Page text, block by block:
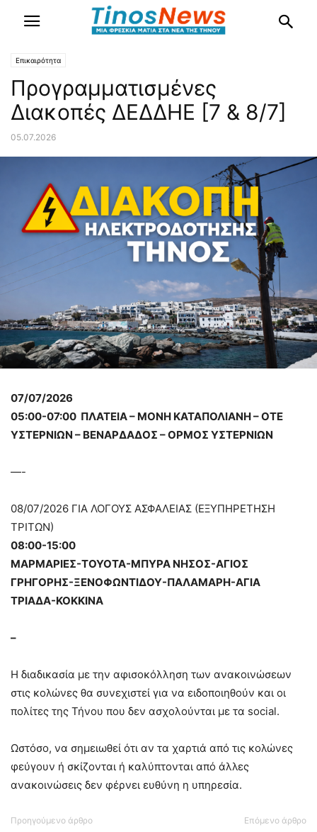
Επικαιρότητα
Προγραμματισμένες
Διακοπές ΔΕΔΔΗΕ [7 & 8/7]
05.07.2026
07/07/2026
05:00-07:00 ΠΛΑΤΕΙΑ – ΜΟΝΗ ΚΑΤΑΠΟΛΙΑΝΗ – ΟΤΕ
ΥΣΤΕΡΝΙΩΝ – ΒΕΝΑΡΔΑΔΟΣ – ΟΡΜΟΣ ΥΣΤΕΡΝΙΩΝ
—-
08/07/2026 ΓΙΑ ΛΟΓΟΥΣ ΑΣΦΑΛΕΙΑΣ (ΕΞΥΠΗΡΕΤΗΣΗ
ΤΡΙΤΩΝ)
08:00-15:00
ΜΑΡΜΑΡΙΕΣ-TOYOTA-ΜΠΥΡΑ ΝΗΣΟΣ-ΑΓΙΟΣ
ΓΡΗΓΟΡΗΣ-ΞΕΝΟΦΩΝΤΙΔΟΥ-ΠΑΛΑΜΑΡΗ-ΑΓΙΑ
ΤΡΙΑΔΑ-ΚΟΚΚΙΝΑ
–
Η διαδικασία με την αφισοκόλληση των ανακοινώσεων
στις κολώνες θα συνεχιστεί για να ειδοποιηθούν και οι
πολίτες της Τήνου που δεν ασχολούνται με τα social.
Ωστόσο, να σημειωθεί ότι αν τα χαρτιά από τις κολώνες
φεύγουν ή σκίζονται ή καλύπτονται από άλλες
ανακοινώσεις δεν φέρνει ευθύνη η υπηρεσία.
Προηγούμενο άρθρο Επόμενο άρθρο